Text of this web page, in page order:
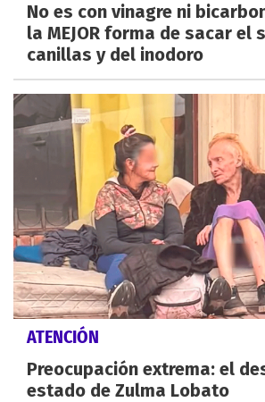
No es con vinagre ni
la MEJOR forma de sacar el
canillas y del inodoro
ATENCIÓN
Preocupación extrema: el
estado de Zulma Lobato